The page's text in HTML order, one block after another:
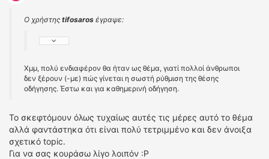
Ο χρήστης tifosaros έγραψε:
Χμμ, πολύ ενδιαφέρον θα ήταν ως θέμα, γιατί πολλοί άνθρωποι
δεν ξέρουν (-με) πώς γίνεται η σωστή ρύθμιση της θέσης
οδήγησης. Έστω και για καθημερινή οδήγηση.
Το σκεφτόμουν όλως τυχαίως αυτές τις μέρες αυτό το θέμα
αλλά φαντάστηκα ότι είναι πολύ τετριμμένο και δεν άνοιξα
σχετικό topic.
Για να σας κουράσω λίγο λοιπόν :Ρ